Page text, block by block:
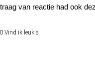
van reactie had ook
0 Vind ik leuk's